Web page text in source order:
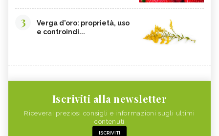
3
Verga d'oro: proprietà, uso
e controindi...
Iscriviti alla newsletter
Riceverai preziosi consigli e informazioni sugli ultimi
contenuti
ISCRIVITI